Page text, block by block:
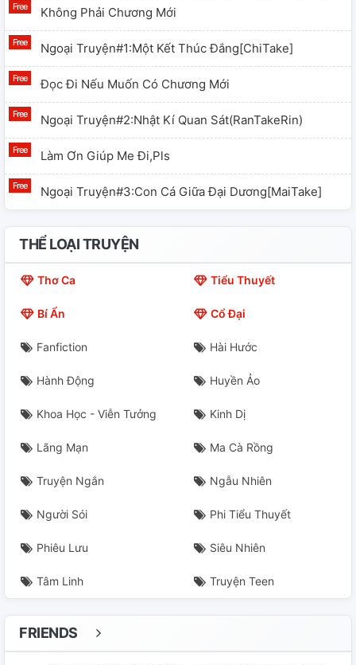
Không Phải Chương Mới
Ngoại Truyện#1:Một Kết Thúc Đắng[ChiTake]
Đọc Đi Nếu Muốn Có Chương Mới
Ngoại Truyện#2:Nhật Kí Quan Sát(RanTakeRin)
Làm Ơn Giúp Me Đi,pls
Ngoại Truyện#3:Con Cá Giữa Đại Dương[MaiTake]
THỂ LOẠI TRUYỆN
Thơ Ca Tiểu Thuyết
Bí Ẩn Cổ Đại
Fanfiction Hài Hước
Hành Động Huyền Ảo
Khoa Học - Viễn Tưởng Kinh Dị
Lãng Mạn Ma Cà Rồng
Truyện Ngắn Ngẫu Nhiên
Người Sói Phi Tiểu Thuyết
Phiêu Lưu Siêu Nhiên
Tâm Linh Truyện Teen
FRIENDS